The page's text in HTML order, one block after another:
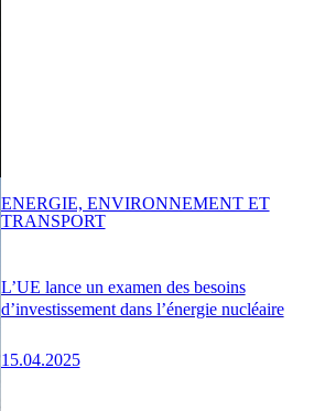
L’UE lance un examen des besoins
d’investissement dans l’énergie nucléaire
15.04.2025
ENERGIE, ENVIRONNEMENT ET
TRANSPORT